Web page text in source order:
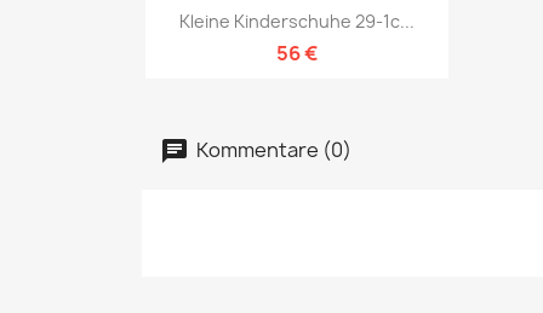
Vorschau
Kleine Kinderschuhe 29-1c...
56 €
Kommentare (0)